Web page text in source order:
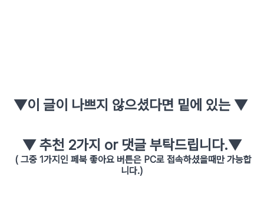
▼이 글이 나쁘지 않으셨다면 밑에 있는 ▼
▼ 추천 2가지 or 댓글 부탁드립니다.▼
( 그중 1가지인 페북 좋아요 버튼은 PC로 접속하셨을때만 가능합
니다.)